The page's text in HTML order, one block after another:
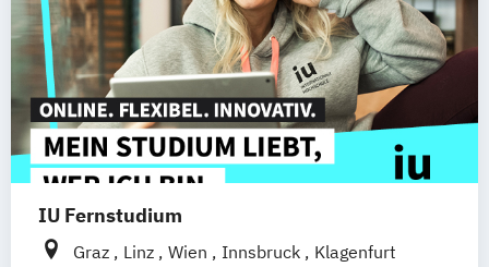
IU Fernstudium
Graz Linz Wien Innsbruck
Klagenfurt